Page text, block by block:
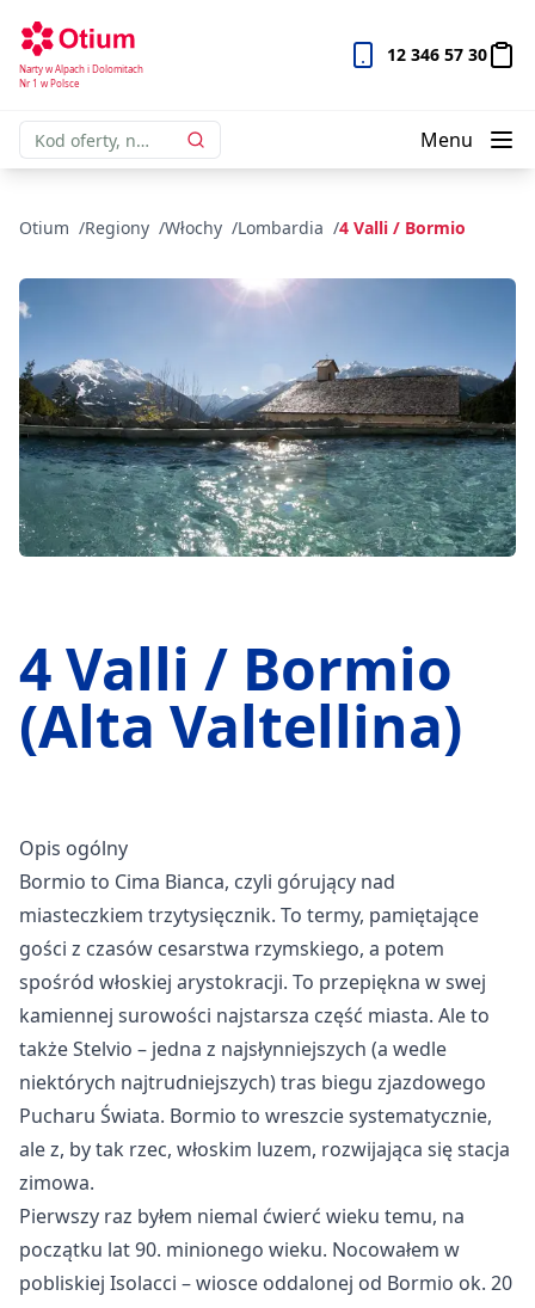
Narty w Alpach i Dolomitach
Nr 1 w Polsce
12 346 57 30
Menu
Otium Regiony Włochy Lombardia 4 Valli / Bormio
4 Valli / Bormio
(Alta Valtellina)
Opis ogólny
Bormio to Cima Bianca, czyli górujący nad
miasteczkiem trzytysięcznik. To termy, pamiętające
gości z czasów cesarstwa rzymskiego, a potem
spośród włoskiej arystokracji. To przepiękna w swej
kamiennej surowości najstarsza część miasta. Ale to
także Stelvio – jedna z najsłynniejszych (a wedle
niektórych najtrudniejszych) tras biegu zjazdowego
Pucharu Świata. Bormio to wreszcie systematycznie,
ale z, by tak rzec, włoskim luzem, rozwijająca się stacja
zimowa.
Pierwszy raz byłem niemal ćwierć wieku temu, na
początku lat 90. minionego wieku. Nocowałem w
pobliskiej Isolacci – wiosce oddalonej od Bormio ok. 20